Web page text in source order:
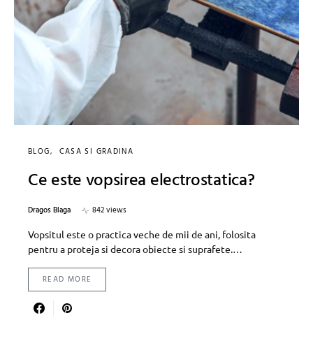
BLOG CASA SI GRADINA
Ce este vopsirea electrostatica?
Dragos Blaga
842 views
Vopsitul este o practica veche de mii de ani, folosita
pentru a proteja si decora obiecte si suprafete.…
READ MORE